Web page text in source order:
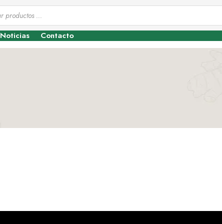
Noticias Contacto